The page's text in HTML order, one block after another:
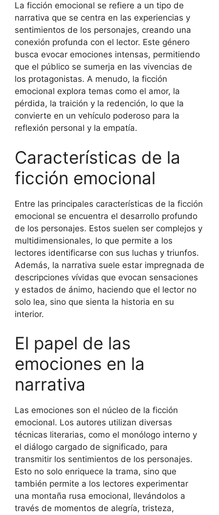
La ficción emocional se refiere a un tipo de
narrativa que se centra en las experiencias y
sentimientos de los personajes, creando una
conexión profunda con el lector. Este género
busca evocar emociones intensas, permitiendo
que el público se sumerja en las vivencias de
los protagonistas. A menudo, la ficción
emocional explora temas como el amor, la
pérdida, la traición y la redención, lo que la
convierte en un vehículo poderoso para la
reflexión personal y la empatía.
Características de la
ficción emocional
Entre las principales características de la ficción
emocional se encuentra el desarrollo profundo
de los personajes. Estos suelen ser complejos y
multidimensionales, lo que permite a los
lectores identificarse con sus luchas y triunfos.
Además, la narrativa suele estar impregnada de
descripciones vívidas que evocan sensaciones
y estados de ánimo, haciendo que el lector no
solo lea, sino que sienta la historia en su
interior.
El papel de las
emociones en la
narrativa
Las emociones son el núcleo de la ficción
emocional. Los autores utilizan diversas
técnicas literarias, como el monólogo interno y
el diálogo cargado de significado, para
transmitir los sentimientos de los personajes.
Esto no solo enriquece la trama, sino que
también permite a los lectores experimentar
una montaña rusa emocional, llevándolos a
través de momentos de alegría, tristeza,